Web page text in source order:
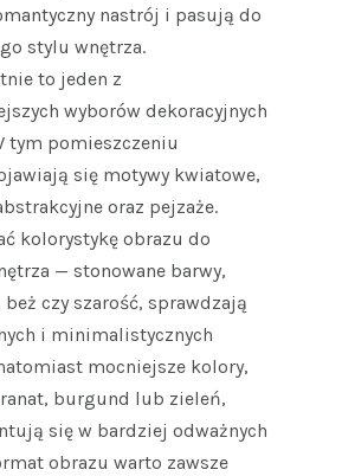
nastrój i pasują do
stylu wnętrza.
to jeden z
wyborów dekoracyjnych
tym pomieszczeniu
się motywy kwiatowe,
oraz pejzaże.
kolorystykę obrazu do
— stonowane barwy,
czy szarość, sprawdzają
i minimalistycznych
mocniejsze kolory,
burgund lub zieleń,
się w bardziej odważnych
obrazu warto zawsze